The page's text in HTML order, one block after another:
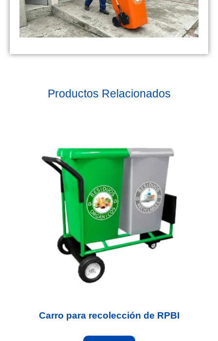
Productos Relacionados
Carro para recolección de RPBI